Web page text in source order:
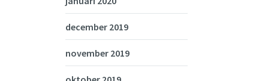
december 2019
november 2019